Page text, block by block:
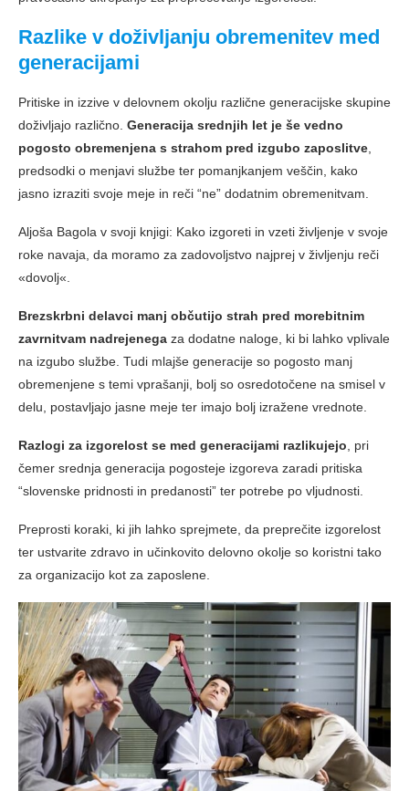
Razlike v doživljanju obremenitev med
generacijami
Pritiske in izzive v delovnem okolju različne generacijske skupine
doživljajo različno. Generacija srednjih let je še vedno
pogosto obremenjena s strahom pred izgubo zaposlitve
predsodki o menjavi službe ter pomanjkanjem veščin, kako
jasno izraziti svoje meje in reči “ne” dodatnim obremenitvam.
Aljoša Bagola v svoji knjigi: Kako izgoreti in vzeti življenje v svoje
roke navaja, da moramo za zadovoljstvo najprej v življenju reči
«dovolj«.
Brezskrbni delavci manj občutijo strah pred morebitnim
zavrnitvam nadrejenega za dodatne naloge, ki bi lahko vplivale
na izgubo službe. Tudi mlajše generacije so pogosto manj
obremenjene s temi vprašanji, bolj so osredotočene na smisel v
delu, postavljajo jasne meje ter imajo bolj izražene vrednote.
Razlogi za izgorelost se med generacijami razlikujejo , pri
čemer srednja generacija pogosteje izgoreva zaradi pritiska
“slovenske pridnosti in predanosti” ter potrebe po vljudnosti.
Preprosti koraki, ki jih lahko sprejmete, da preprečite izgorelost
ter ustvarite zdravo in učinkovito delovno okolje so koristni tako
za organizacijo kot za zaposlene.